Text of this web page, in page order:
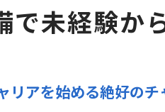
で未経験か
リアを始める絶好のチ